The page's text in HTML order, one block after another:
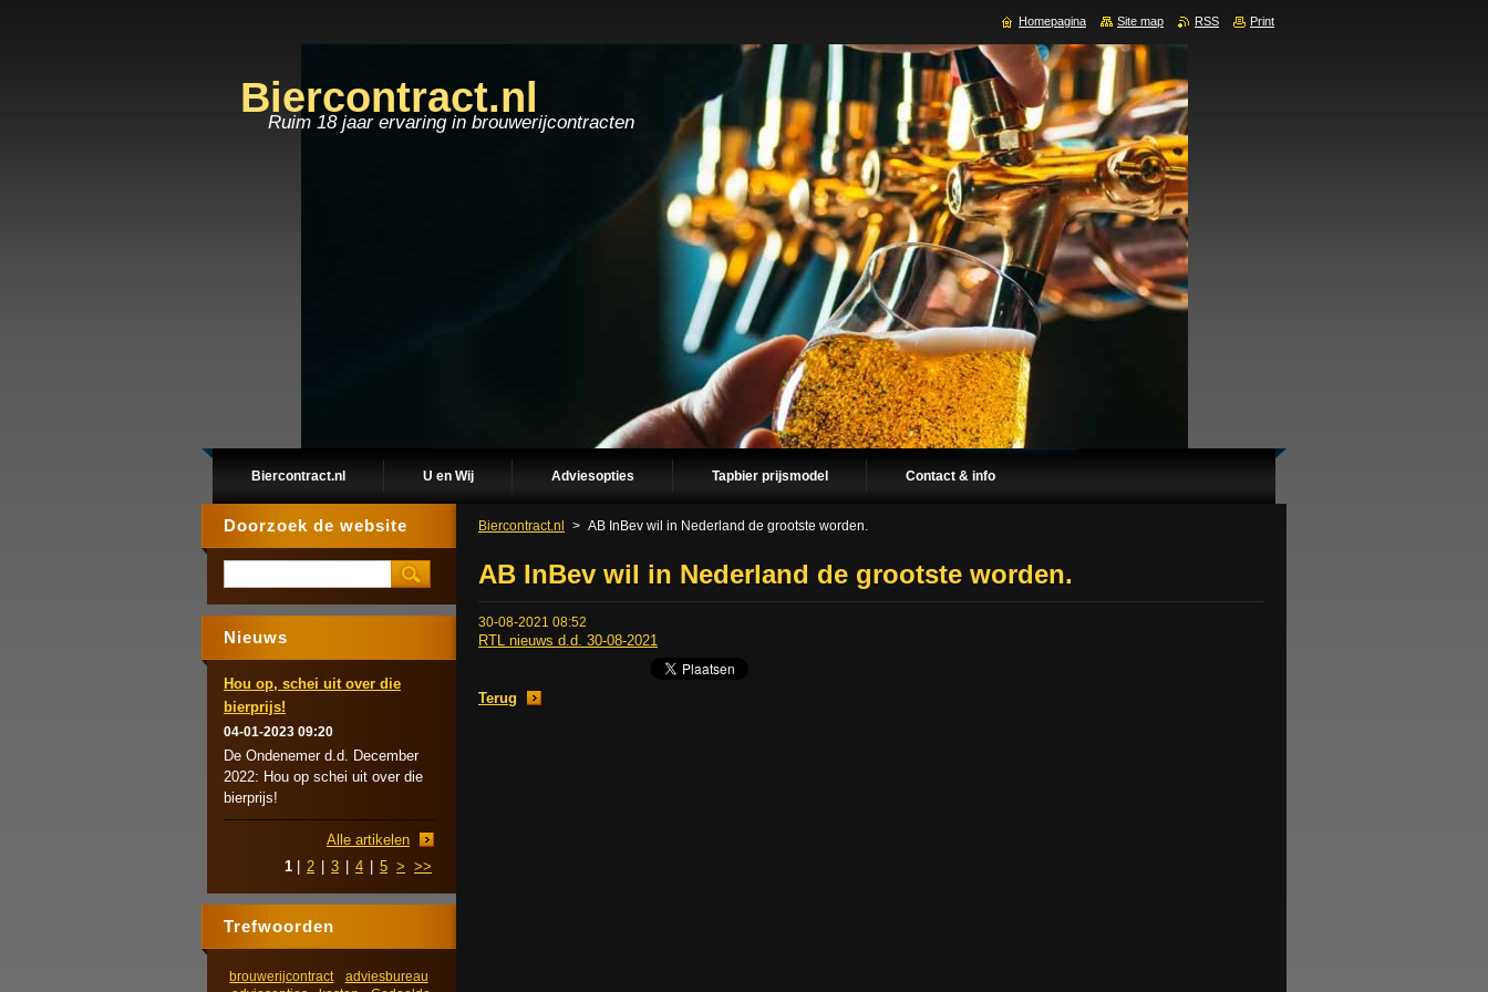
Biercontract.nl
Ruim 18 jaar ervaring in brouwerijcontracten
Biercontract.nl U en Wij Adviesopties Tapbier prijsmodel Contact & info
Biercontract.nl > AB InBev wil in Nederland de grootste worden.
AB InBev wil in Nederland de grootste worden.
30-08-2021 08:52
RTL nieuws d.d. 30-08-2021
Terug
Doorzoek de website
Nieuws
Hou op, schei uit over die
bierprijs!
04-01-2023 09:20
De Ondenemer d.d. December
2022: Hou op schei uit over die
bierprijs!
Alle artikelen
1
2 3 4 5 > >>
Trefwoorden
brouwerijcontract
adviesbureau
Homepagina Site map RSS Print